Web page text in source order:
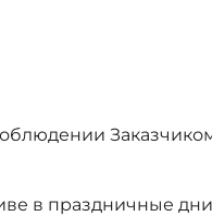
в праздничные